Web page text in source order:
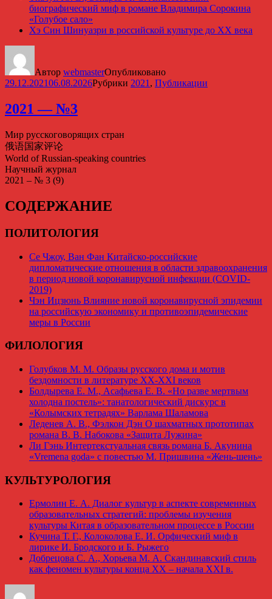
биографический миф в романе Владимира Сорокина
«Голубое сало»
Хэ Син Шинуазри в российской культуре до ХХ века
Автор webmasterОпубликовано
29.12.202106.08.2026Рубрики 2021 , Публикации
2021 — №3
Мир русскоговорящих стран
俄语国家评论
World of Russian-speaking countries
Научный журнал
2021 – № 3 (9)
СОДЕРЖАНИЕ
ПОЛИТОЛОГИЯ
Се Чжоу, Ван Фан Китайско-российские
дипломатические отношения в области здравоохранения
в период новой коронавирусной инфекции (COVID-
2019)
Чэн Ицзюнь Влияние новой коронавирусной эпидемии
на российскую экономику и противоэпидемические
меры в России
ФИЛОЛОГИЯ
Голубков М. М. Образы русского дома и мотив
бездомности в литературе ХХ-ХХI веков
Болдырева Е. М., Асафьева Е. В. «Но разве мертвым
холодна постель»: танатологический дискурс в
«Колымских тетрадях» Варлама Шаламова
Леденев А. В., Фэлкон Дэн О шахматных прототипах
романа В. В. Набокова «Защита Лужина»
Ли Гэнь Интертекстуальная связь романа Б. Акунина
«Vremena goda» с повестью М. Пришвина «Жень-шень»
КУЛЬТУРОЛОГИЯ
Ермолин Е. А. Диалог культур в аспекте современных
образовательных стратегий: проблемы изучения
культуры Китая в образовательном процессе в России
Кучина Т. Г., Колоколова Е. И. Орфический миф в
лирике И. Бродского и Б. Рыжего
Добрецова С. А., Хорьева М. А. Скандинавский стиль
как феномен культуры конца XX – начала XXI в.